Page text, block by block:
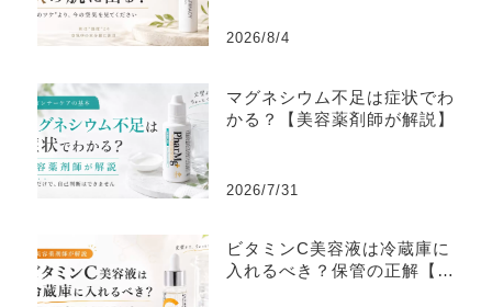
2026/8/4
マグネシウム不足は症状でわ
かる？【美容薬剤師が解説】
2026/7/31
ビタミンC美容液は冷蔵庫に
入れるべき？保管の正解【ラ